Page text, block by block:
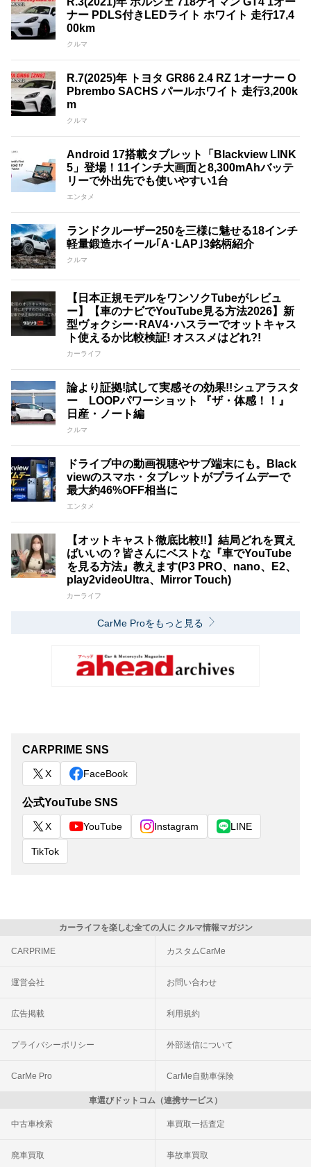
ナー PDLS付きLEDライト ホワイト 走行17,4
00km
クルマ
R.7(2025)年 トヨタ GR86 2.4 RZ 1オーナー O
Pbrembo SACHS パールホワイト 走行3,200k
m
クルマ
Android 17搭載タブレット「Blackview LINK
5」登場！11インチ大画面と8,300mAhバッテ
リーで外出先でも使いやすい1台
エンタメ
ランドクルーザー250を三様に魅せる18インチ
軽量鍛造ホイール｢A･LAP｣3銘柄紹介
クルマ
【日本正規モデルをワンソクTubeがレビュ
ー】【車のナビでYouTube見る方法2026】新
型ヴォクシー･RAV4･ハスラーでオットキャス
ト使えるか比較検証! オススメはどれ?!
カーライフ
論より証拠!試して実感その効果!!シュアラスタ
ー LOOPパワーショット 『ザ・体感！！』
日産・ノート編
クルマ
ドライブ中の動画視聴やサブ端末にも。Black
viewのスマホ・タブレットがプライムデーで
最大約46%OFF相当に
エンタメ
【オットキャスト徹底比較!!】結局どれを買え
ばいいの？皆さんにベストな『車でYouTube
を見る方法』教えます(P3 PRO、nano、E2、
play2videoUltra、Mirror Touch)
カーライフ
CarMe Proをもっと見る
CARPRIME SNS
X FaceBook
公式YouTube SNS
X YouTube Instagram LINE
TikTok
カーライフを楽しむ全ての人に クルマ情報マガジン
CARPRIME カスタムCarMe
運営会社 お問い合わせ
広告掲載 利用規約
プライバシーポリシー 外部送信について
CarMe Pro CarMe自動車保険
車選びドットコム（連携サービス）
中古車検索 車買取一括査定
廃車買取 事故車買取